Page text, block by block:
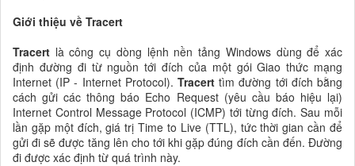
Giới thiệu về Tracert
Tracert là công cụ dòng lệnh nền tảng Windows dùng để xác
định đường đi từ nguồn tới đích của một gói Giao thức mạng
Internet (IP - Internet Protocol). Tracert tìm đường tới đích bằng
cách gửi các thông báo Echo Request (yêu cầu báo hiệu lại)
Internet Control Message Protocol (ICMP) tới từng đích. Sau mỗi
lần gặp một đích, giá trị Time to Live (TTL), tức thời gian cần để
gửi đi sẽ được tăng lên cho tới khi gặp đúng đích cần đến. Đường
đi được xác định từ quá trình này.